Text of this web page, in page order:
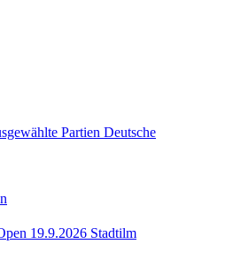
Partien Deutsche
19.9.2026 Stadtilm